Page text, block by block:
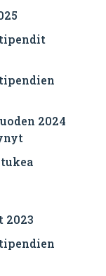
2024